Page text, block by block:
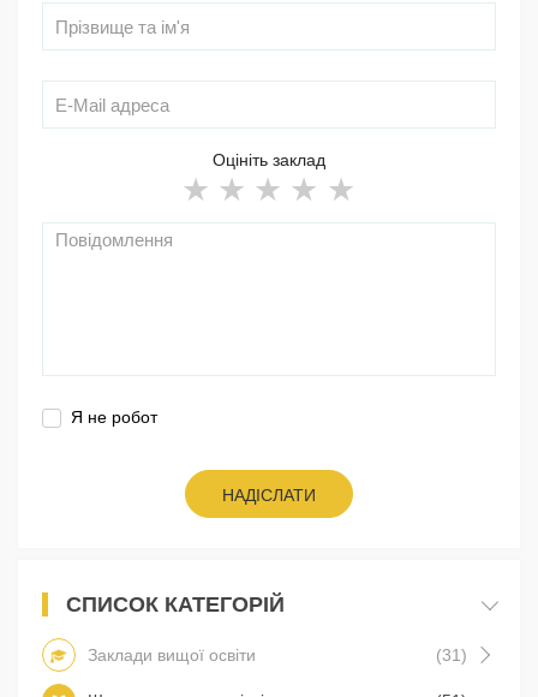
Оцініть заклад
Я не робот
НАДІСЛАТИ
СПИСОК КАТЕГОРІЙ
Заклади вищої освіти (31)